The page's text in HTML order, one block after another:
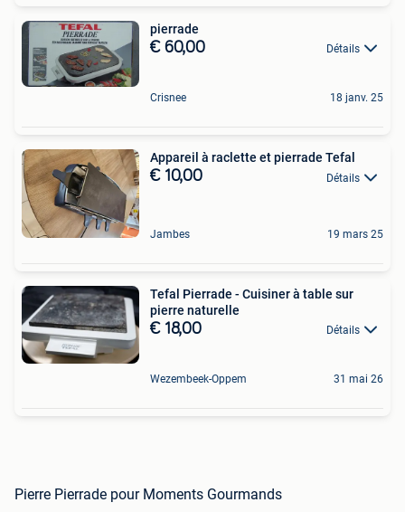
pierrade
€ 60,00 Détails
Crisnee 18 janv. 25
Appareil à raclette et pierrade Tefal
€ 10,00 Détails
Jambes 19 mars 25
Tefal Pierrade - Cuisiner à table sur
pierre naturelle
€ 18,00 Détails
Wezembeek-Oppem 31 mai 26
Pierre Pierrade pour Moments Gourmands